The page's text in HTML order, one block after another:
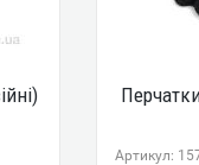
Артикул: